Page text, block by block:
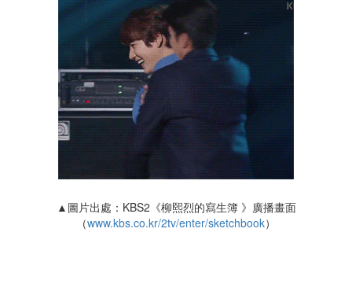
▲圖片出處：KBS2《柳熙烈的寫生簿 》廣播畫面
（www.kbs.co.kr/2tv/enter/sketchbook）